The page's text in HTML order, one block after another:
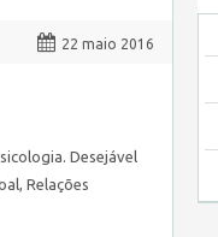
22 maio 2016
Desejável
Relações